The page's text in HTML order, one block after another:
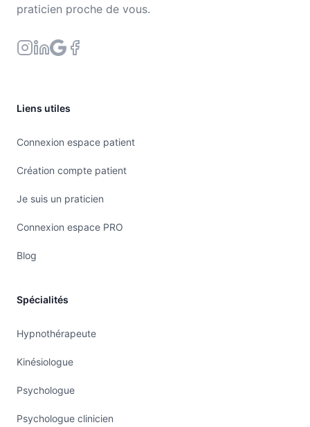
praticien proche de vous.
Liens utiles
Connexion espace patient
Création compte patient
Je suis un praticien
Connexion espace PRO
Blog
Spécialités
Hypnothérapeute
Kinésiologue
Psychologue
Psychologue clinicien